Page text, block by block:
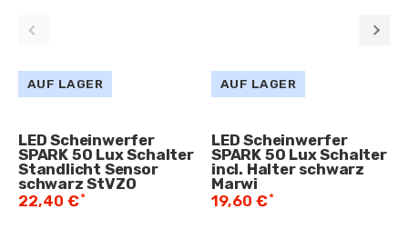
AUF LAGER
LED Scheinwerfer
SPARK 50 Lux Schalter
Standlicht Sensor
schwarz StVZO
22,40 €*
AUF LAGER
LED Scheinwerfer
SPARK 50 Lux Schalter
incl. Halter schwarz
Marwi
19,60 €*